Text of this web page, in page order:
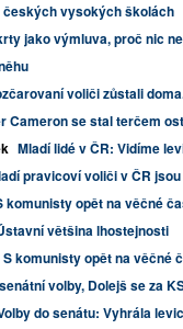
českých vysokých školách
jako výmluva, proč nic
voliči zůstali
Cameron se stal terčem
Mladí lidé v ČR: Vidíme
pravicoví voliči v ČR
komunisty opět na věčné
většina lhostejnosti
S komunisty opět na věčné
volby, Dolejš se za
do senátu: Vyhrála